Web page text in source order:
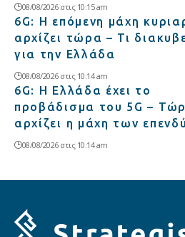
08/08/2026 στις 10:15 am
6G: Η επόμενη μάχη
αρχίζει τώρα – Τι
για την Ελλάδα
08/08/2026 στις 10:14 am
6G: Η Ελλάδα έχει το
προβάδισμα του 5G –
αρχίζει η μάχη των
08/08/2026 στις 10:14 am